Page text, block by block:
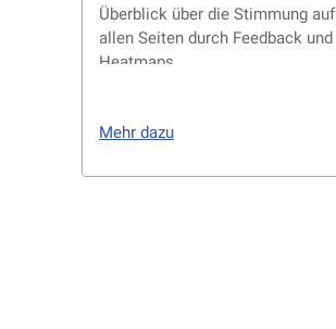
Überblick über die Stimmung auf
allen Seiten durch Feedback und
Heatmaps
Mehr dazu